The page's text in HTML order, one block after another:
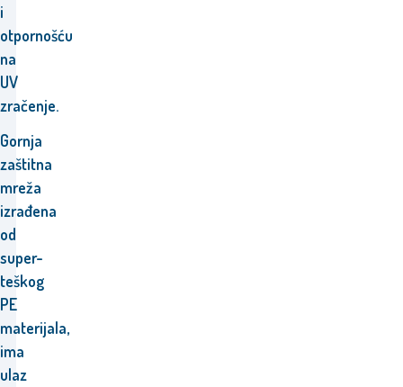
i
otpornošću
na
UV
zračenje.
Gornja
zaštitna
mreža
izrađena
od
super-
teškog
PE
materijala,
ima
ulaz